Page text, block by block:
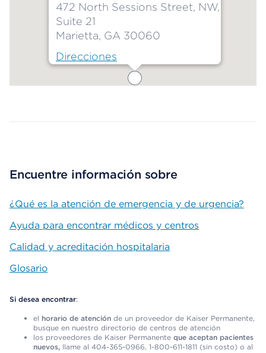
472 North Sessions Street, NW,
Suite 21
Marietta, GA 30060
Direcciones
Encuentre información sobre
¿Qué es la atención de emergencia y de urgencia?
Ayuda para encontrar médicos y centros
Calidad y acreditación hospitalaria
Glosario
Si desea encontrar:
el horario de atención de un proveedor de Kaiser Permanente,
busque en nuestro directorio de centros de atención
los proveedores de Kaiser Permanente que aceptan pacientes
nuevos, llame al 404-365-0966, 1-800-611-1811 (sin costo) o al